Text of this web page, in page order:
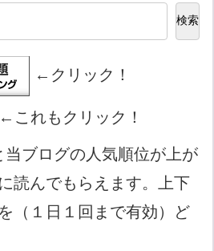
検索
←クリック！
←これもクリック！
当ブログの人気順位が上が
読んでもらえます。上下
（１日１回まで有効）ど